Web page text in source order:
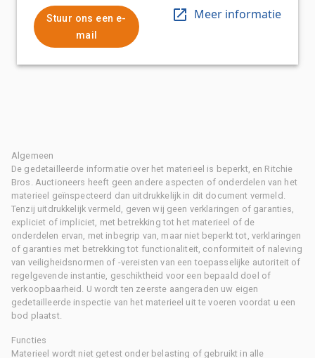
Stuur ons een e-
mail
Meer informatie
Algemeen
De gedetailleerde informatie over het materieel is beperkt, en Ritchie
Bros. Auctioneers heeft geen andere aspecten of onderdelen van het
materieel geïnspecteerd dan uitdrukkelijk in dit document vermeld.
Tenzij uitdrukkelijk vermeld, geven wij geen verklaringen of garanties,
expliciet of impliciet, met betrekking tot het materieel of de
onderdelen ervan, met inbegrip van, maar niet beperkt tot, verklaringen
of garanties met betrekking tot functionaliteit, conformiteit of naleving
van veiligheidsnormen of -vereisten van een toepasselijke autoriteit of
regelgevende instantie, geschiktheid voor een bepaald doel of
verkoopbaarheid. U wordt ten zeerste aangeraden uw eigen
gedetailleerde inspectie van het materieel uit te voeren voordat u een
bod plaatst.
Functies
Materieel wordt niet getest onder belasting of gebruikt in alle